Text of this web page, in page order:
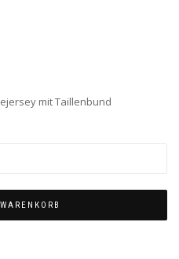
mit Taillenbund